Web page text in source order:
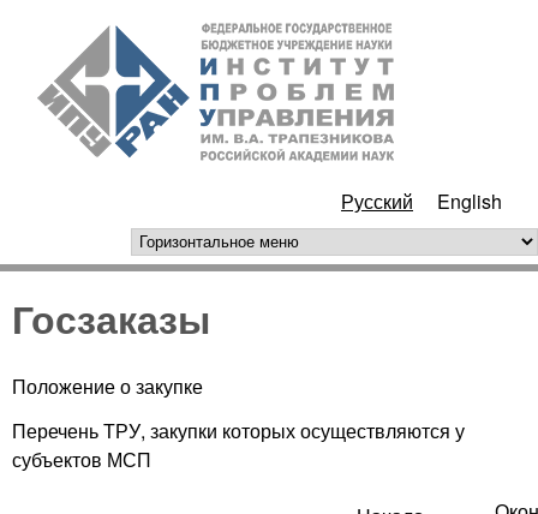
Перейти к основному
содержанию
РАН
Русский English
горизонтальное меню
Госзаказы
Положение о закупке
Перечень ТРУ, закупки которых осуществляются у
субъектов МСП